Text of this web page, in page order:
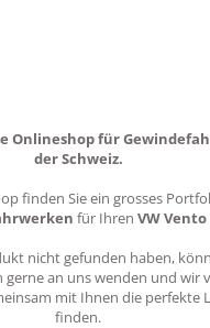
Onlineshop für
der Schweiz.
finden Sie ein grosses
für Ihren VW Vento
nicht gefunden haben,
an uns wenden und wir
mit Ihnen die perfekte
finden.